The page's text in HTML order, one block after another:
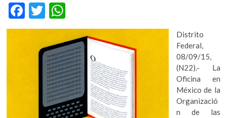
F
ac
T
w
itt
er
h
at
s
A
p
p
Distrito
Federal,
08/09/15,
(N22).- La
Oficina en
México de la
Organizació
n de las